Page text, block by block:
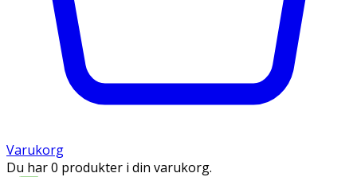
Varukorg
Du har 0 produkter i din varukorg.